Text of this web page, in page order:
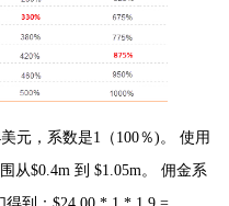
元，系数是1（100％)。 使用
从$0.4m 到 $1.05m。 佣金系